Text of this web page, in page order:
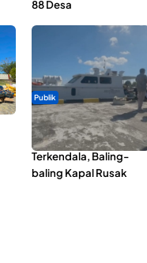
88 Desa
Publik
Pelayaran Perdana KM
Dodola Express
Terkendala, Baling-
baling Kapal Rusak